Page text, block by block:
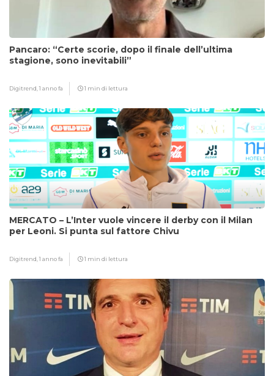
Pancaro: “Certe scorie, dopo il finale dell’ultima
stagione, sono inevitabili”
Digitrend,1 anno fa 1 min di lettura
MERCATO – L’Inter vuole vincere il derby con il Milan
per Leoni. Si punta sul fattore Chivu
Digitrend,1 anno fa 1 min di lettura